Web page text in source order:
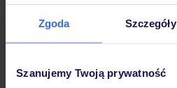
Zgoda Szczegóły
Szanujemy Twoją prywatność
Opinie